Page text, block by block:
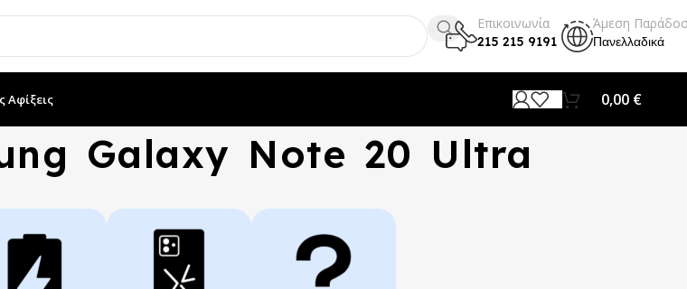
Επικοινωνία
215 215 9191
Άμεση
Πανελλαδικά
Αφίξεις 0,00 €
Galaxy Note 20 Ultra